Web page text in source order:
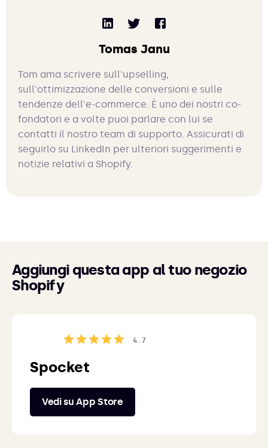
Tomas Janu
Tom ama scrivere sull'upselling,
sull'ottimizzazione delle conversioni e sulle
tendenze dell'e-commerce. È uno dei nostri co-
fondatori e a volte puoi parlare con lui se
contatti il nostro team di supporto. Assicurati di
seguirlo su LinkedIn per ulteriori suggerimenti e
notizie relativi a Shopify.
Aggiungi questa app al tuo negozio
Shopify
4.7
Spocket
Vedi su App Store